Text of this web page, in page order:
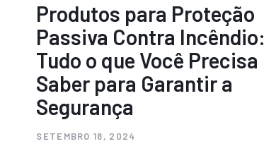
Produtos para Proteção
Passiva Contra Incêndio:
Tudo o que Você Precisa
Saber para Garantir a
Segurança
SETEMBRO 18, 2024